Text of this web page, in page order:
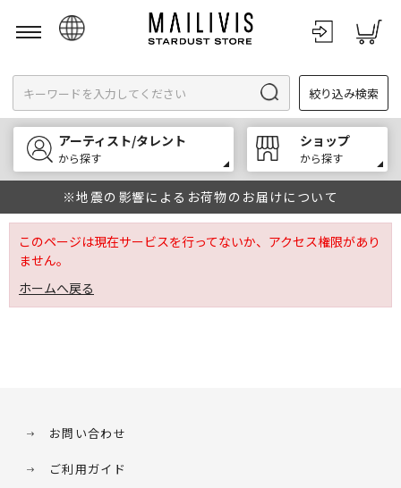
English
한국어
中文
絞り込み検索
アーティスト/タレント
から探す
ショップ
から探す
※地震の影響によるお荷物のお届けについて
このページは現在サービスを行ってないか、アクセス権限があり
ません。
ホームへ戻る
お問い合わせ
ご利用ガイド